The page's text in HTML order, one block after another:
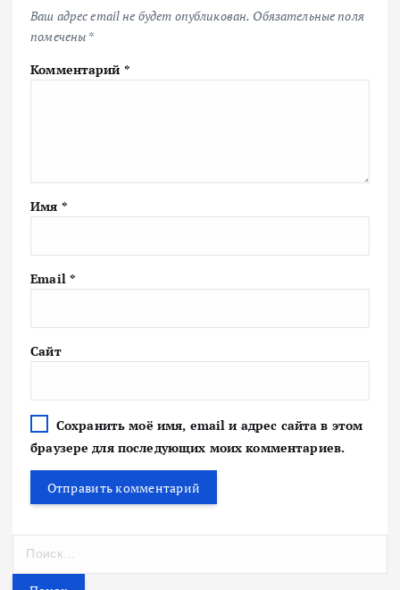
Ваш адрес email не будет опубликован. Обязательные поля
помечены *
Комментарий *
Имя *
Email *
Сайт
Сохранить моё имя, email и адрес сайта в этом
браузере для последующих моих комментариев.